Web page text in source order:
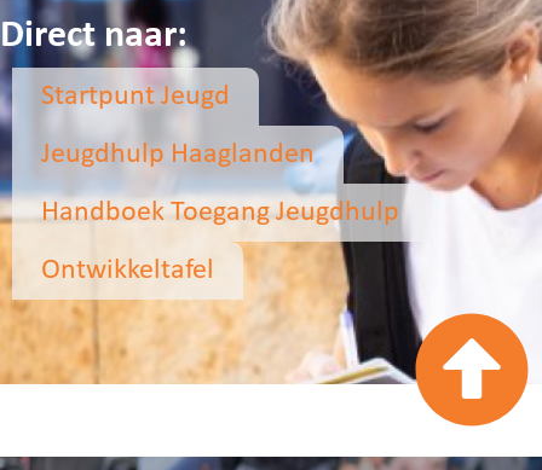
Direct naar:
Startpunt Jeugd
Jeugdhulp Haaglanden
Handboek Toegang Jeugdhulp
Ontwikkeltafel